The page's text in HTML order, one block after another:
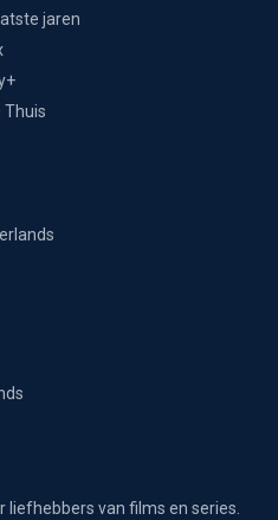
jaren
Thuis
van films en series.